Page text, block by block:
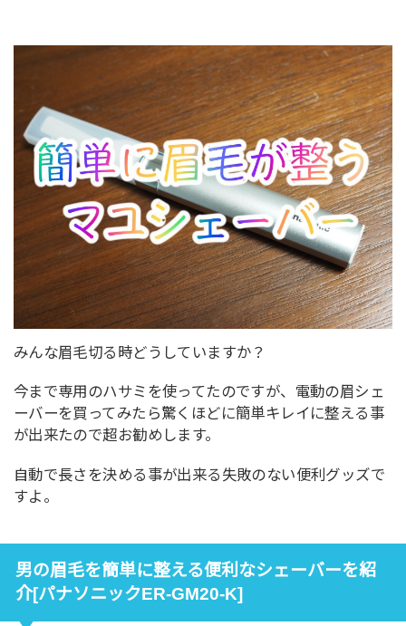
みんな眉毛切る時どうしていますか？
今まで専用のハサミを使ってたのですが、電動の眉シェ
ーバーを買ってみたら驚くほどに簡単キレイに整える事
が出来たので超お勧めします。
自動で長さを決める事が出来る失敗のない便利グッズで
すよ。
男の眉毛を簡単に整える便利なシェーバーを紹
介[パナソニックER-GM20-K]